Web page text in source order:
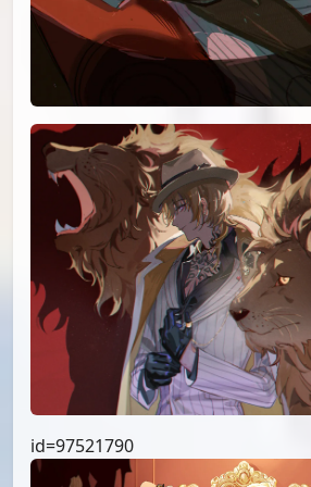
id=97521790